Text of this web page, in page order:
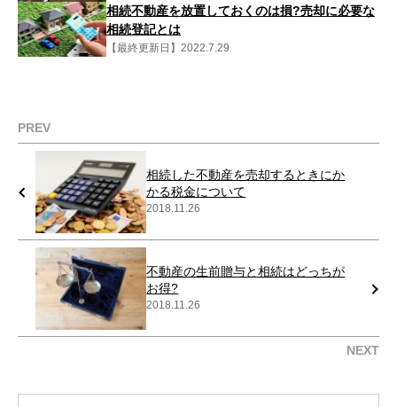
相続不動産を放置しておくのは損?売却に必要な
相続登記とは
【最終更新日】2022.7.29
PREV
相続した不動産を売却するときにか
かる税金について
2018.11.26
NEXT
不動産の生前贈与と相続はどっちが
お得?
2018.11.26